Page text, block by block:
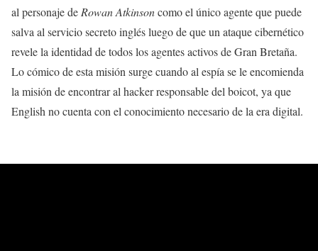
al personaje de Rowan Atkinsoncomo el único agente que puede
salva al servicio secreto inglés luego de que un ataque cibernético
revele la identidad de todos los agentes activos de Gran Bretaña.
Lo cómico de esta misión surge cuando al espía se le encomienda
la misión de encontrar al hacker responsable del boicot, ya que
English no cuenta con el conocimiento necesario de la era digital.